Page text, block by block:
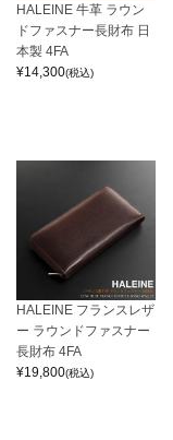
HALEINE 牛革 ラウン
ドファスナー長財布 日
本製 4FA
¥14,300(税込)
HALEINE フランスレザ
ー ラウンドファスナー
長財布 4FA
¥19,800(税込)